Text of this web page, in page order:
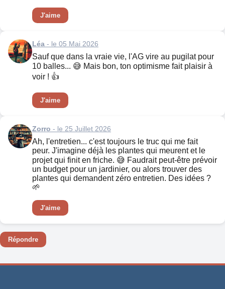
J'aime
Léa - le 05 Mai 2026
Sauf que dans la vraie vie, l'AG vire au pugilat pour
10 balles... 😅 Mais bon, ton optimisme fait plaisir à
voir ! 👍
J'aime
Zorro - le 25 Juillet 2026
Ah, l'entretien... c'est toujours le truc qui me fait
peur. J'imagine déjà les plantes qui meurent et le
projet qui finit en friche. 😅 Faudrait peut-être prévoir
un budget pour un jardinier, ou alors trouver des
plantes qui demandent zéro entretien. Des idées ?
🌱
J'aime
Répondre